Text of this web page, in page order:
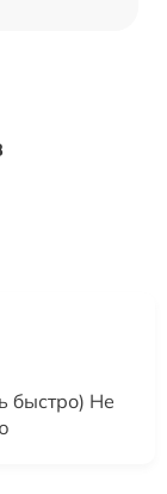
быстро) Не